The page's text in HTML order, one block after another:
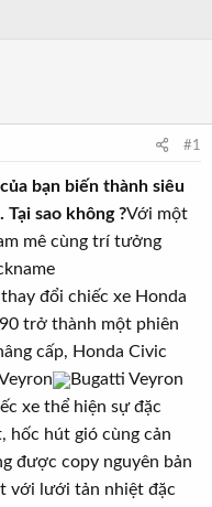
#1
bạn biến thành siêu
sao không ?Với một
mê cùng trí tưởng
đổi chiếc xe Honda
trở thành một phiên
cấp, Honda Civic
Bugatti Veyron
xe thể hiện sự đặc
hốc hút gió cùng cản
được copy nguyên bản
với lưới tản nhiệt đặc